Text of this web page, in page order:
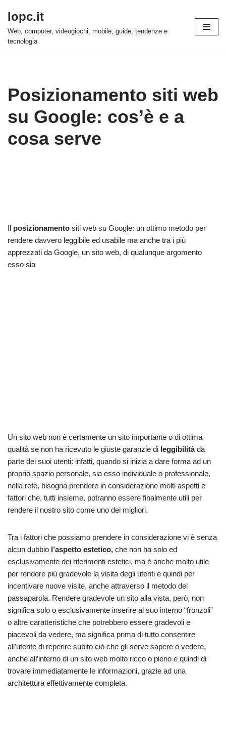
Vai
al
Iopc.it
Web, computer, videogiochi, mobile, guide, tendenze e
tecnologia
Posizionamento siti web
su Google: cos’è e a
cosa serve
Il posizionamento siti web su Google: un ottimo metodo per
rendere davvero leggibile ed usabile ma anche tra i più
apprezzati da Google, un sito web, di qualunque argomento
esso sia
Un sito web non è certamente un sito importante o di ottima
qualità se non ha ricevuto le giuste garanzie di leggibilitàda
parte dei suoi utenti: infatti, quando si inizia a dare forma ad un
proprio spazio personale, sia esso individuale o professionale,
nella rete, bisogna prendere in considerazione molti aspetti e
fattori che, tutti insieme, potranno essere finalmente utili per
rendere il nostro sito come uno dei migliori.
Tra i fattori che possiamo prendere in considerazione vi è senza
alcun dubbio l’aspetto estetico, che non ha solo ed
esclusivamente dei riferimenti estetici, ma è anche molto utile
per rendere più gradevole la visita degli utenti e quindi per
incentivare nuove visite, anche attraverso il metodo del
passaparola. Rendere gradevole un sito alla vista, però, non
significa solo o esclusivamente inserire al suo interno “fronzoli”
o altre caratteristiche che potrebbero essere gradevoli e
piacevoli da vedere, ma significa prima di tutto consentire
all’utente di reperire subito ciò che gli serve sapere o vedere,
anche all’interno di un sito web molto ricco o pieno e quindi di
trovare immediatamente le informazioni, grazie ad una
architettura effettivamente completa.